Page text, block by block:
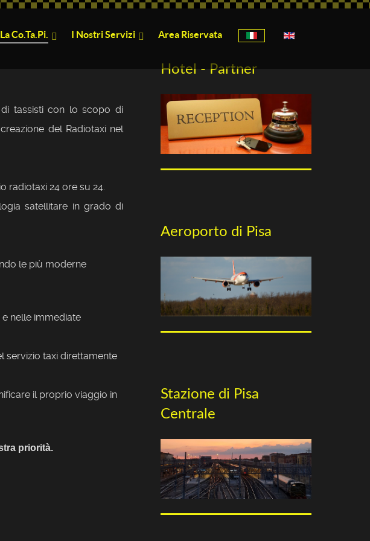
La Co.Ta.Pi. I Nostri Servizi Area Riservata Seleziona la tua lingua
tassisti con lo scopo di
del Radiotaxi nel
radiotaxi 24 ore su 24.
satellitare in grado di
le più moderne
nelle immediate
servizio taxi direttamente
il proprio viaggio in
priorità.
Hotel - Partner
Aeroporto di Pisa
Stazione di Pisa
Centrale